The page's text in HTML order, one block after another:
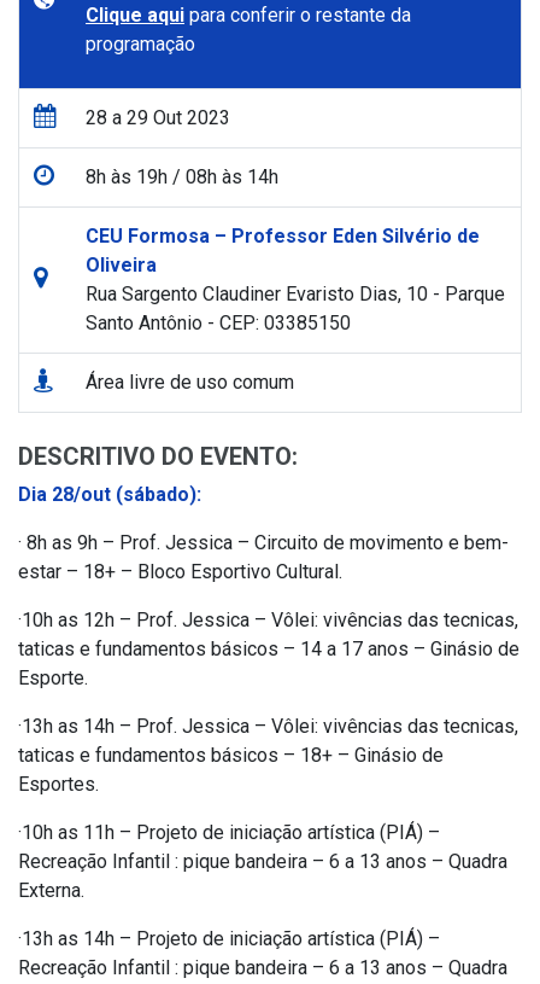
Clique aqui para conferir o restante da
programação
28 a 29 Out 2023
8h às 19h / 08h às 14h
CEU Formosa – Professor Eden Silvério de
Oliveira
Rua Sargento Claudiner Evaristo Dias, 10 - Parque
Santo Antônio - CEP: 03385150
Área livre de uso comum
DESCRITIVO DO EVENTO:
Dia 28/out (sábado):
· 8h as 9h – Prof. Jessica – Circuito de movimento e bem-
estar – 18+ – Bloco Esportivo Cultural.
·10h as 12h – Prof. Jessica – Vôlei: vivências das tecnicas,
taticas e fundamentos básicos – 14 a 17 anos – Ginásio de
Esporte.
·13h as 14h – Prof. Jessica – Vôlei: vivências das tecnicas,
taticas e fundamentos básicos – 18+ – Ginásio de
Esportes.
·10h as 11h – Projeto de iniciação artística (PIÁ) –
Recreação Infantil : pique bandeira – 6 a 13 anos – Quadra
Externa.
·13h as 14h – Projeto de iniciação artística (PIÁ) –
Recreação Infantil : pique bandeira – 6 a 13 anos – Quadra